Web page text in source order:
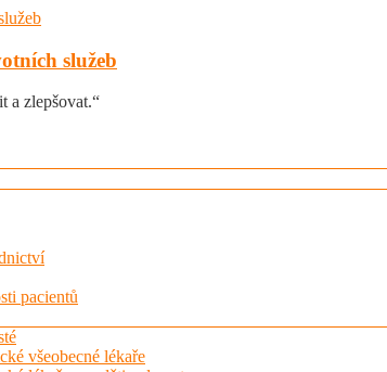
služeb
a zlepšovat.“
pacientů
všeobecné lékaře